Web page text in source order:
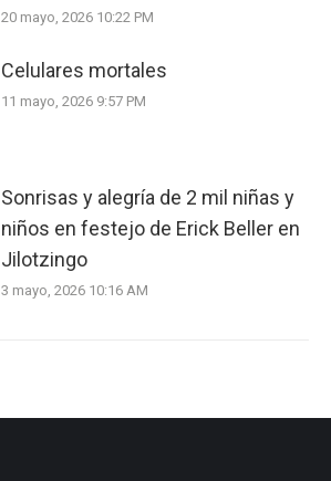
20 mayo, 2026 10:22 PM
Celulares mortales
11 mayo, 2026 9:57 PM
Sonrisas y alegría de 2 mil niñas y
niños en festejo de Erick Beller en
Jilotzingo
3 mayo, 2026 10:16 AM